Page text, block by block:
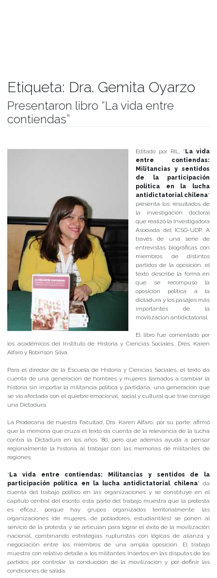
Etiqueta: Dra. Gemita Oyarzo
Presentaron libro “La vida entre
contiendas”
Editado por RIL, “ La vida
entre contiendas:
Militancias y sentidos
de la participación
política en la lucha
antidictatorial chilena”
presenta los resultados de
la investigación doctoral
que realizó la Investigadora
Asociada del ICSO-UDP. A
través de una serie de
entrevistas biográficas con
miembros de distintos
partidos de la oposición, el
texto describe la forma en
que se recompuso la
oposición política a la
dictadura y los pasajes más
importantes de la
movilización antidictatorial.
El libro fue comentado por
los académicos del Instituto de Historia y Ciencias Sociales, Dres. Karen
Alfaro y Robinson Silva.
Para el director de la Escuela de Historia y Ciencias Sociales, el texto da
cuenta de una generación de hombres y mujeres llamados a cambiar la
historia sin importar la militancia política y partidaria, una generación que
se vio afectada con el quiebre emocional, social y cultural que trae consigo
una Dictadura.
La Prodecana de nuestra Facultad, Dra. Karen Alfaro, por su parte, afirmó
que la memoria que cruza el texto da cuenta de la relevancia de la lucha
contra la Dictadura en los años ’80, pero que además ayuda a pensar
regionalmente la historia al trabajar con las memorias de militantes de
regiones.
“ La vida entre contiendas: Militancias y sentidos de la
participación política en la lucha antidictatorial chilena” da
cuenta del trabajo político en las organizaciones y se constituye en el
capítulo central del escrito: esta parte del trabajo muestra que la protesta
es eficaz, porque hay grupos organizados territorialmente: las
organizaciones (de mujeres, de pobladores, estudiantiles) se ponen al
servicio de la protesta y se articulan para lograr el éxito de la movilización
nacional, combinando estrategias rupturistas con lógicas de alianza y
negociación entre los miembros de una amplia oposición. El trabajo
muestra con relativo detalle a los militantes insertos en las disputas de los
partidos por controlar la conducción de la movilización y por definir las
condiciones de salida.